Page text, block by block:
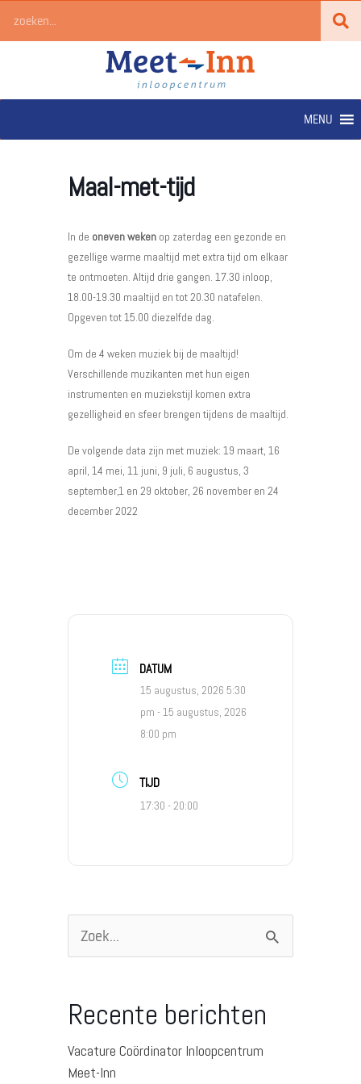
naar
Zoeken
MENU
Maal-met-tijd
In de oneven weken op zaterdag een gezonde en
gezellige warme maaltijd met extra tijd om elkaar
te ontmoeten. Altijd drie gangen. 17.30 inloop,
18.00-19.30 maaltijd en tot 20.30 natafelen.
Opgeven tot 15.00 diezelfde dag.
Om de 4 weken muziek bij de maaltijd!
Verschillende muzikanten met hun eigen
instrumenten en muziekstijl komen extra
gezelligheid en sfeer brengen tijdens de maaltijd.
De volgende data zijn met muziek: 19 maart, 16
april, 14 mei, 11 juni, 9 juli, 6 augustus, 3
september,1 en 29 oktober, 26 november en 24
december 2022
DATUM
15 augustus, 2026 5:30
pm - 15 augustus, 2026
8:00 pm
TIJD
17:30 - 20:00
Zoek
naar:
Recente berichten
Vacature Coördinator Inloopcentrum
Meet-Inn